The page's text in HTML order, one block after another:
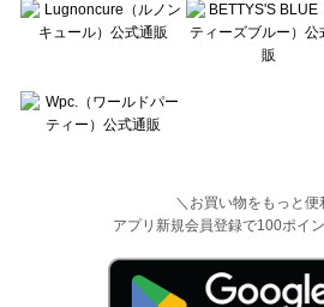
＼お買い物をもっと便
アプリ新規会員登録で100ポイ